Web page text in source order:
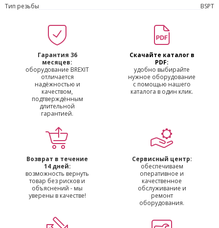
Тип резьбы
BSPT
Гарантия 36
месяцев:
оборудование BREXIT
отличается
надёжностью и
качеством,
подтверждённым
длительной
гарантией.
Скачайте каталог в
PDF:
удобно выбирайте
нужное оборудование
с помощью нашего
каталога в один клик.
Возврат в течение
14 дней:
возможность вернуть
товар без рисков и
объяснений - мы
уверены в качестве!
Сервисный центр:
обеспечиваем
оперативное и
качественное
обслуживание и
ремонт
оборудования.